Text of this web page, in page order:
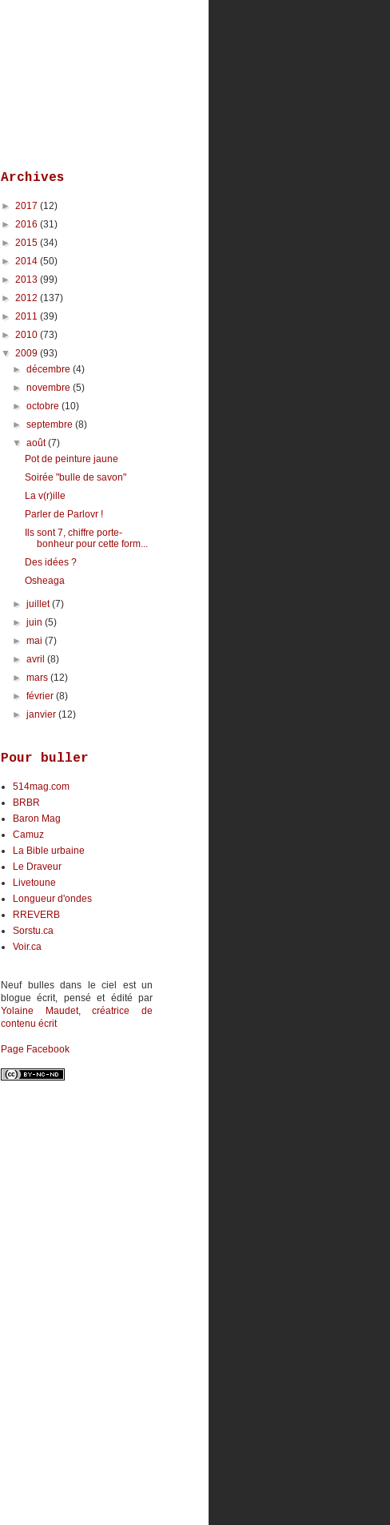
Archives
► 2017 (12)
► 2016 (31)
► 2015 (34)
► 2014 (50)
► 2013 (99)
► 2012 (137)
► 2011 (39)
► 2010 (73)
▼ 2009 (93)
►décembre(4)
►novembre(5)
►octobre(10)
►septembre(8)
▼août(7)
Pot de peinture jaune
Soirée "bulle de savon"
La v(r)ille
Parler de Parlovr !
Ils sont 7, chiffre porte-
bonheur pour cette form...
Des idées ?
Osheaga
►juillet(7)
►juin(5)
►mai(7)
►avril(8)
►mars(12)
►février(8)
►janvier(12)
Pour buller
514mag.com
BRBR
Baron Mag
Camuz
La Bible urbaine
Le Draveur
Livetoune
Longueur d'ondes
RREVERB
Sorstu.ca
Voir.ca
Neuf bulles dans le ciel est un
blogue écrit, pensé et édité par
Yolaine Maudet, créatrice de
contenu écrit
Page Facebook